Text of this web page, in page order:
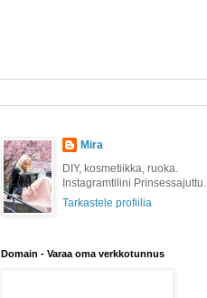
Mira
DIY, kosmetiikka, ruoka.
Instagramtilini Prinsessajuttu.
Tarkastele profiilia
Domain - Varaa oma verkkotunnus